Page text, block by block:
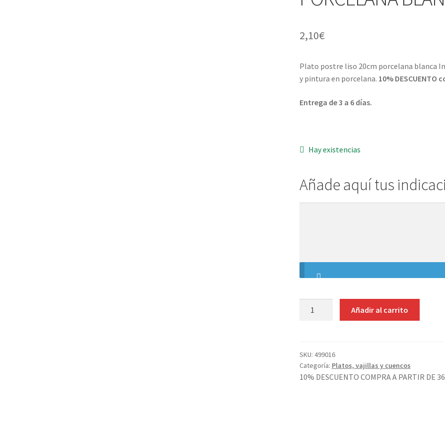
2,10€
Plato postre liso 20cm porcelana blanca
y pintura en porcelana. 10% DESCUENTO
Entrega de 3 a 6 días.
Hay existencias
Añade aquí tus
COUPE
PORCELANA
BLANCA
Añadir al carrito
SKU: 499016
Categoría: Platos, vajillas y cuencos
10% DESCUENTO COMPRA A PARTIR DE